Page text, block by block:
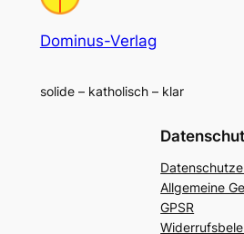
Dominus-Verlag
solide – katholisch – klar
Allgemeine
GPSR